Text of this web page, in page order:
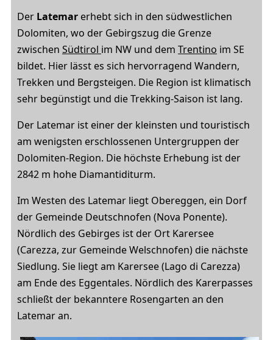
Der Latemar erhebt sich in den südwestlichen
Dolomiten, wo der Gebirgszug die Grenze
zwischen Südtirol im NW und dem Trentino im SE
bildet. Hier lässt es sich hervorragend Wandern,
Trekken und Bergsteigen. Die Region ist klimatisch
sehr begünstigt und die Trekking-Saison ist lang.
Der Latemar ist einer der kleinsten und touristisch
am wenigsten erschlossenen Untergruppen der
Dolomiten-Region. Die höchste Erhebung ist der
2842 m hohe Diamantiditurm.
Im Westen des Latemar liegt Obereggen, ein Dorf
der Gemeinde Deutschnofen (Nova Ponente).
Nördlich des Gebirges ist der Ort Karersee
(Carezza, zur Gemeinde Welschnofen) die nächste
Siedlung. Sie liegt am Karersee (Lago di Carezza)
am Ende des Eggentales. Nördlich des Karerpasses
schließt der bekanntere Rosengarten an den
Latemar an.